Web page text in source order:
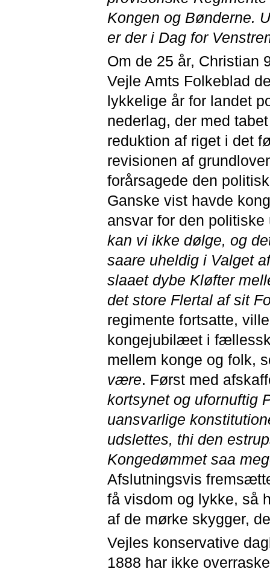
Kongen og Bønderne.
er der i Dag for
Om de 25 år, Christian
Vejle Amts Folkeblad
lykkelige år for landet
nederlag, der med
reduktion af riget i det
revisionen af
forårsagede den
Ganske vist havde
ansvar for den
kan vi ikke dølge, og
saare uheldig i Valget
slaaet dybe Kløfter
det store Flertal af sit
regimente fortsatte,
kongejubilæet i
mellem konge og folk,
være. Først med
kortsynet og ufornuftig
uansvarlige
udslettes, thi den
Kongedømmet saa
Afslutningsvis
få visdom og lykke, så
af de mørke skygger,
Vejles konservative
1888 har ikke